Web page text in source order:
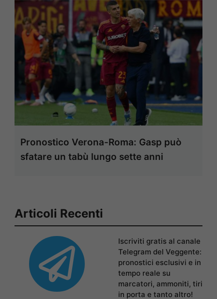
Pronostico Verona-Roma: Gasp può
sfatare un tabù lungo sette anni
Articoli Recenti
Iscriviti gratis al canale
Telegram del Veggente:
pronostici esclusivi e in
tempo reale su
marcatori, ammoniti, tiri
in porta e tanto altro!